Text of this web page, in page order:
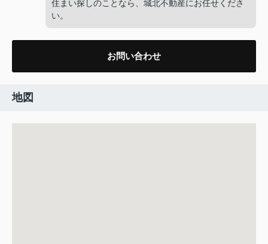
住まい探しのことなら、城北不動産にお任せくださ
い。
お問い合わせ
地図